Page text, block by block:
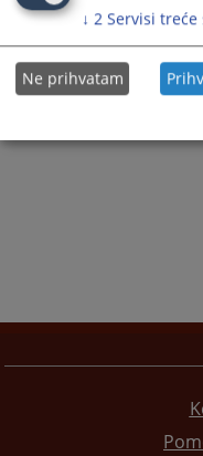
↓ 2 Servisi treće
Ne prihvatam